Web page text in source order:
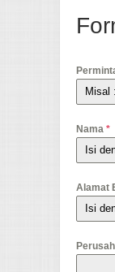
Nama *
Alamat